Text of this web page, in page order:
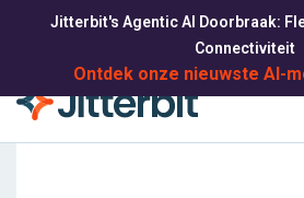
Jitterbit's Agentic AI Doorbraak:
Connectiviteit
Ontdek onze nieuwste AI-